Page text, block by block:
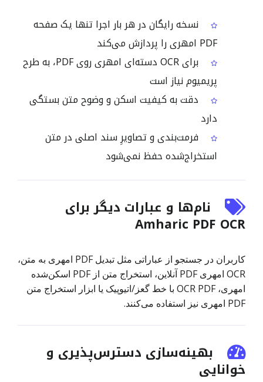
نسخه رایگان در هر بار اجرا تنها یک صفحه
PDF امهری را پردازش می‌کند
برای OCR دسته‌ای امهری روی PDF، به طرح
پریمیوم نیاز است
دقت به کیفیت اسکن و وضوح متن بستگی
دارد
فرمت‌بندی و تصاویرِ سند اصلی در متن
استخراج‌شده حفظ نمی‌شود
نام‌ها و عبارات دیگر برای
Amharic PDF OCR
کاربران در جستجو از عباراتی مثل تبدیل PDF امهری به متن،
OCR امهری PDF آنلاین، استخراج متن از PDF اسکن‌شده
امهری، OCR PDF با خط گعز/اتیوپیک یا ابزار استخراج متن
PDF امهری نیز استفاده می‌کنند.
بهینه‌سازی دسترس‌پذیری و
خوانایی